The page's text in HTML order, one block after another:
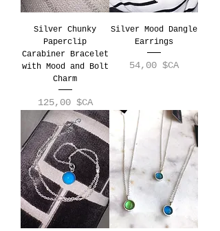
Silver Chunky
Paperclip
Carabiner Bracelet
with Mood and Bolt
Charm
Prix
125,00 $CA
Silver Mood Dangle
Earrings
Prix
54,00 $CA